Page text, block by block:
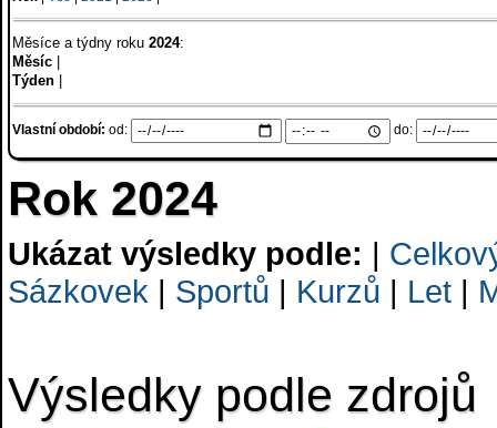
Měsíce a týdny roku 2024:
Měsíc
Týden
Vlastní období: od: do:
Rok 2024
Ukázat výsledky podle: |
Sázkovek | Sportů | Kurzů | Let |
Výsledky podle zdrojů